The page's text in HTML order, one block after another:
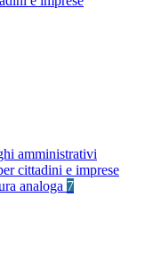
amministrativi
cittadini e imprese
analoga 7